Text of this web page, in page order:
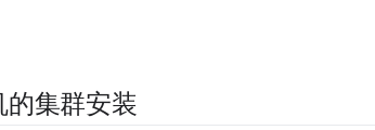
的集群安装